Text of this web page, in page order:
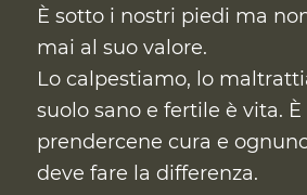
È sotto i nostri piedi ma
mai al suo valore.
Lo calpestiamo, lo
suolo sano e fertile è vita. È
prendercene cura e
deve fare la differenza.